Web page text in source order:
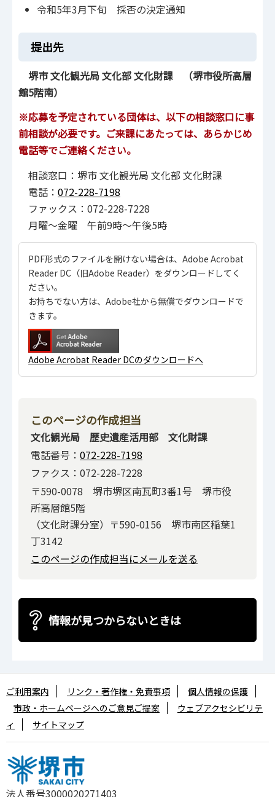
令和5年3月下旬 採否の決定通知
提出先
堺市 文化観光局 文化部 文化財課 （堺市役所高層
館5階南）
※応募を予定されている団体は、以下の相談窓口に事
前相談が必要です。ご来課にあたっては、あらかじめ
電話等でご連絡ください。
相談窓口：堺市 文化観光局 文化部 文化財課
電話： 072-228-7198
ファックス：072-228-7228
月曜～金曜 午前9時～午後5時
PDF形式のファイルを開けない場合は、Adobe Acrobat
Reader DC（旧Adobe Reader）をダウンロードしてく
ださい。
お持ちでない方は、Adobe社から無償でダウンロードで
きます。
Adobe Acrobat Reader DCのダウンロードへ
このページの作成担当
文化観光局 歴史遺産活用部 文化財課
電話番号： 072-228-7198
ファクス：072-228-7228
〒590-0078 堺市堺区南瓦町3番1号 堺市役
所高層館5階
（文化財課分室）〒590-0156 堺市南区稲葉1
丁3142
このページの作成担当にメールを送る
情報が見つからないときは
法人番号3000020271403
ご利用案内 リンク・著作権・免責事項
個人情報の保護
市政・ホームページへのご意見ご提案
ウェブアクセシビリテ
ィ
サイトマップ